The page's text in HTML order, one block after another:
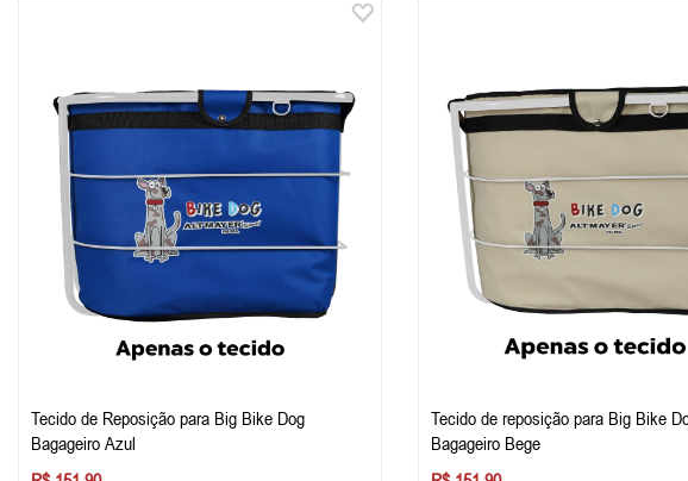
Tecido de Reposição para Big Bike Dog
Bagageiro Azul
Tecido de reposição para Big Bike
Bagageiro Bege